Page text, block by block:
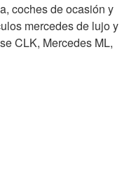
coches de ocasión y
mercedes de lujo y
CLK, Mercedes ML,